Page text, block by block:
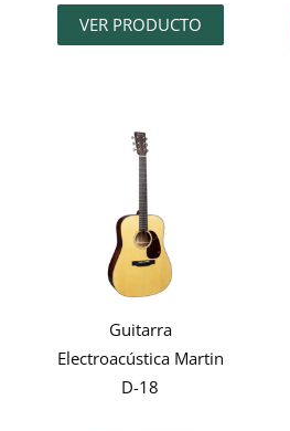
VER PRODUCTO
Guitarra
Electroacústica Martin
D-18